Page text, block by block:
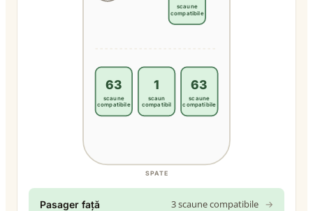
SPATE
scaune
compatibile
63
scaune
compatibile
1
scaun
compatibil
63
scaune
compatibile
Pasager față 3 scaune compatibile →